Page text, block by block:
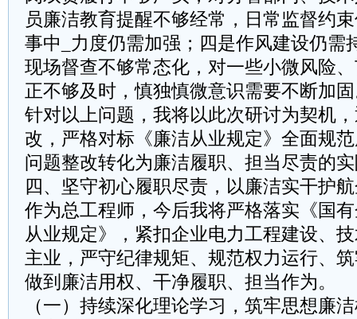
员廉洁教育提醒不够经常，日常监督约
事中_力度仍需加强；四是作风建设仍需
现场督查不够常态化，对一些小微风险
正不够及时，慎独慎微意识需要不断加
针对以上问题，我将以此次研讨为契机
改，严格对标《廉洁从业规定》全面规
问题整改转化为廉洁履职、担当尽责的
四、坚守初心履职尽责，以廉洁实干护
作为总工程师，今后我将严格落实《国
从业规定》，紧扣企业电力工程建设、
主业，严守纪律规矩、规范权力运行、
做到廉洁用权、干净履职、担当作为。
（一）持续深化理论学习，筑牢思想廉